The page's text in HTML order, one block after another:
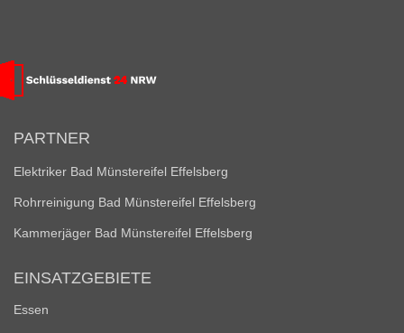
PARTNER
Elektriker Bad Münstereifel Effelsberg
Rohrreinigung Bad Münstereifel Effelsberg
Kammerjäger Bad Münstereifel Effelsberg
EINSATZGEBIETE
Essen